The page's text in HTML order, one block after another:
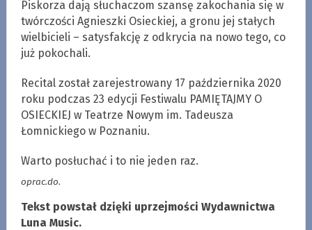
Piskorza dają słuchaczom szansę zakochania się w
twórczości Agnieszki Osieckiej, a gronu jej stałych
wielbicieli – satysfakcję z odkrycia na nowo tego, co
już pokochali.
Recital został zarejestrowany 17 października 2020
roku podczas 23 edycji Festiwalu PAMIĘTAJMY O
OSIECKIEJ w Teatrze Nowym im. Tadeusza
Łomnickiego w Poznaniu.
Warto posłuchać i to nie jeden raz.
oprac.do.
Tekst powstał dzięki uprzejmości Wydawnictwa
Luna Music.